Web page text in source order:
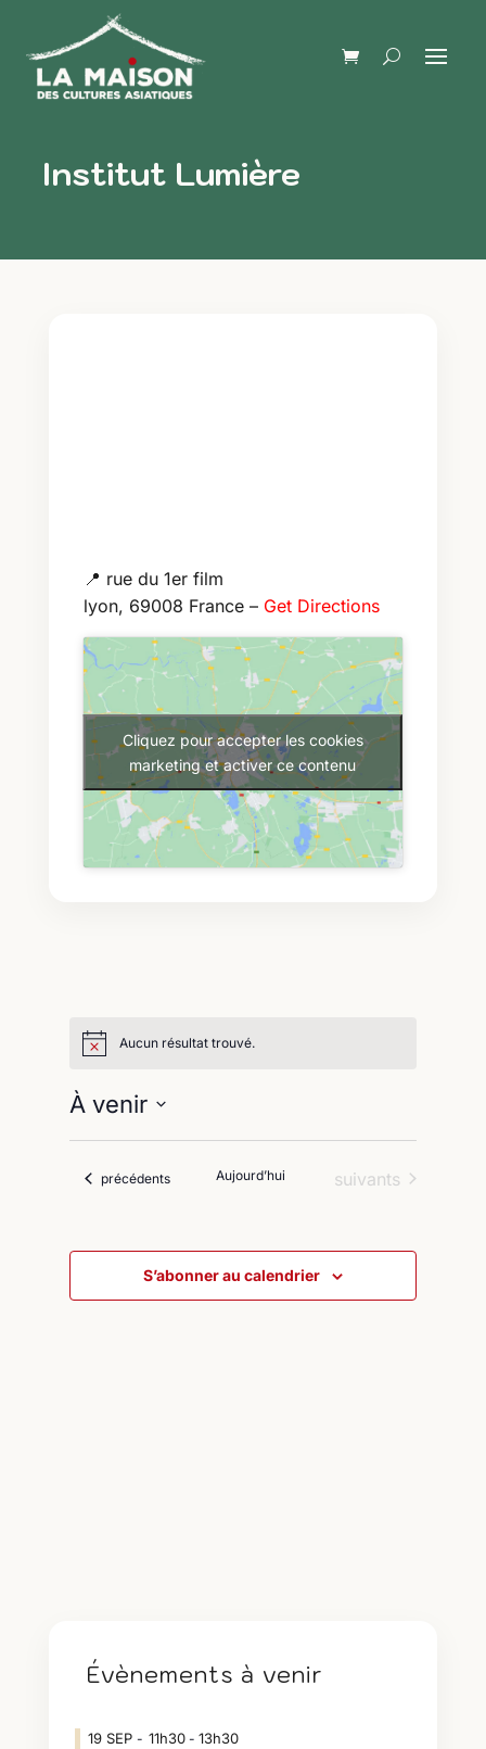
Institut Lumière
📍 rue du 1er film
lyon, 69008 France – Get Directions
Cliquez pour accepter les cookies
marketing et activer ce contenu
Aucun résultat trouvé.
À venir
date.Évènements
précédents Aujourd’hui Évènements
suivants
S’abonner au calendrier
Évènements à venir
19 SEP 11h30- 13h30